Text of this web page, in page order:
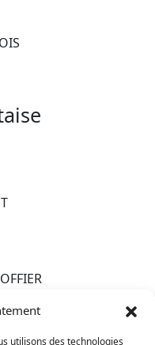
utilisons des technologies